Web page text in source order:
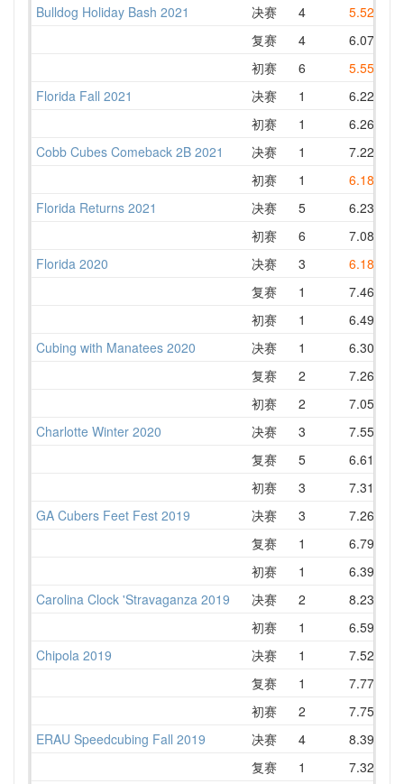
Bulldog Holiday Bash 2021 决赛 4 5.52
复赛
4 6.07
初赛
6 5.55
Florida Fall 2021
决赛 1 6.22
初赛
1 6.26
Cobb Cubes Comeback 2B 2021
决赛 1 7.22
初赛
1 6.18
Florida Returns 2021
决赛 5 6.23
初赛
6 7.08
Florida 2020
决赛 3 6.18
复赛
1 7.46
初赛
1 6.49
Cubing with Manatees 2020
决赛 1 6.30
复赛
2 7.26
初赛
2 7.05
Charlotte Winter 2020
决赛 3 7.55
复赛
5 6.61
初赛
3 7.31
GA Cubers Feet Fest 2019
决赛 3 7.26
复赛
1 6.79
初赛
1 6.39
Carolina Clock 'Stravaganza 2019
决赛 2 8.23
初赛
1 6.59
Chipola 2019
决赛 1 7.52
复赛
1 7.77
初赛
2 7.75
ERAU Speedcubing Fall 2019
决赛 4 8.39
复赛
1 7.32